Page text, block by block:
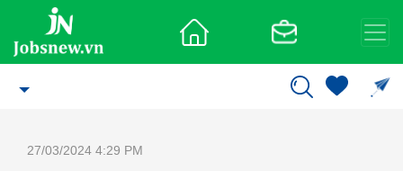
27/03/2024 4:29 PM